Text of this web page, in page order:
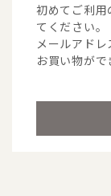
初めてご利用
てください。
メールアド
お買い物がで